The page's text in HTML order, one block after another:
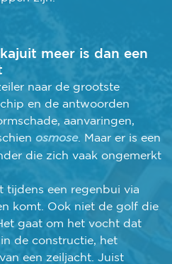
meer is dan een
naar de grootste
en de antwoorden
aanvaringen,
osmose. Maar er is een
die zich vaak ongemerkt
tijdens een regenbui via
komt. Ook niet de golf die
gaat om het vocht dat
de constructie, het
een zeiljacht. Juist